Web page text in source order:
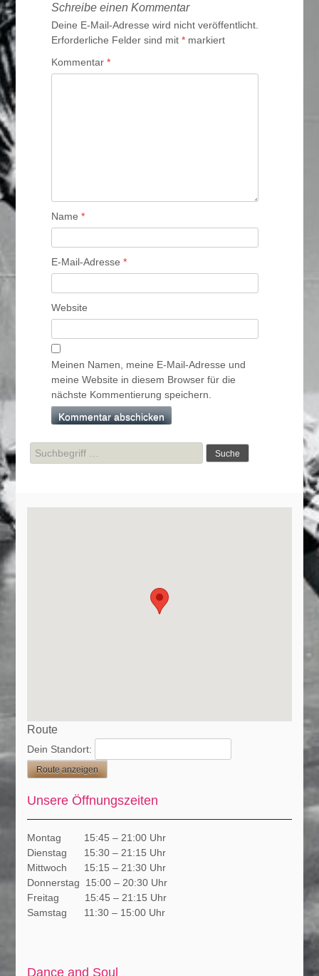
Schreibe einen Kommentar
Deine E-Mail-Adresse wird nicht veröffentlicht.
Erforderliche Felder sind mit* markiert
Kommentar*
Name*
E-Mail-Adresse*
Website
Meinen Namen, meine E-Mail-Adresse und
meine Website in diesem Browser für die
nächste Kommentierung speichern.
Suche
nach:
Route
Dein Standort:
Unsere Öffnungszeiten
Montag 15:45 – 21:00 Uhr
Dienstag 15:30 – 21:15 Uhr
Mittwoch 15:15 – 21:30 Uhr
Donnerstag 15:00 – 20:30 Uhr
Freitag 15:45 – 21:15 Uhr
Samstag 11:30 – 15:00 Uhr
Dance and Soul